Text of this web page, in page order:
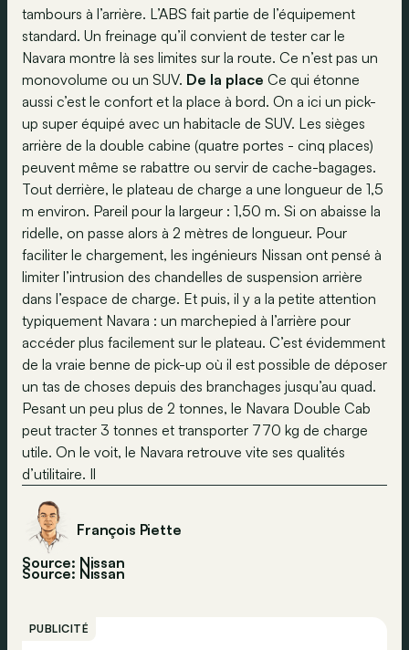
tambours à l’arrière. L’ABS fait partie de l’équipement
standard. Un freinage qu’il convient de tester car le
Navara montre là ses limites sur la route. Ce n’est pas un
monovolume ou un SUV. De la place Ce qui étonne
aussi c’est le confort et la place à bord. On a ici un pick-
up super équipé avec un habitacle de SUV. Les sièges
arrière de la double cabine (quatre portes - cinq places)
peuvent même se rabattre ou servir de cache-bagages.
Tout derrière, le plateau de charge a une longueur de 1,5
m environ. Pareil pour la largeur : 1,50 m. Si on abaisse la
ridelle, on passe alors à 2 mètres de longueur. Pour
faciliter le chargement, les ingénieurs Nissan ont pensé à
limiter l’intrusion des chandelles de suspension arrière
dans l’espace de charge. Et puis, il y a la petite attention
typiquement Navara : un marchepied à l’arrière pour
accéder plus facilement sur le plateau. C’est évidemment
de la vraie benne de pick-up où il est possible de déposer
un tas de choses depuis des branchages jusqu’au quad.
Pesant un peu plus de 2 tonnes, le Navara Double Cab
peut tracter 3 tonnes et transporter 770 kg de charge
utile. On le voit, le Navara retrouve vite ses qualités
d’utilitaire. Il
François Piette
Source: Nissan
Source: Nissan
PUBLICITÉ